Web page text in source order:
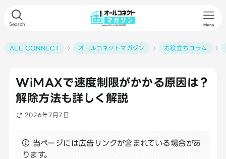
Search Menu
ALL CONNECT オールコネクトマガジン お役立ちコラム
WiMAXで速度制限がかかる原因は？
解除方法も詳しく解説
2026年7月7日
当ページには広告リンクが含まれている場合があ
ります。